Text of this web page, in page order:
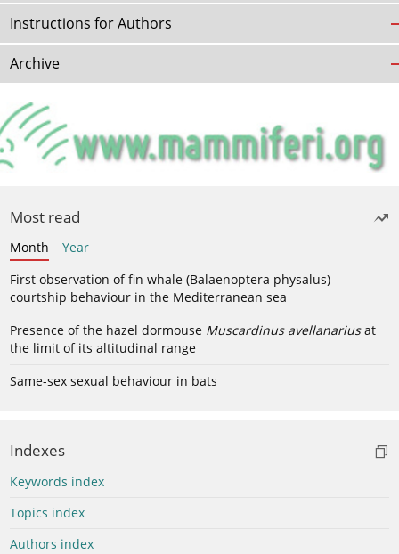
Instructions for Authors
Archive
Most read
Month
Year
First observation of fin whale (Balaenoptera physalus)
courtship behaviour in the Mediterranean sea
Presence of the hazel dormouse Muscardinus avellanariusat
the limit of its altitudinal range
Same-sex sexual behaviour in bats
Indexes
Keywords index
Topics index
Authors index